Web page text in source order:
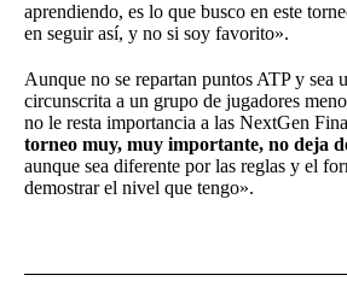
aprendiendo, es lo que busco en este
en seguir así, y no si soy favorito».
Aunque no se repartan puntos ATP y sea
circunscrita a un grupo de jugadores
no le resta importancia a las NextGen
torneo muy, muy importante, no deja
aunque sea diferente por las reglas y el
demostrar el nivel que tengo».